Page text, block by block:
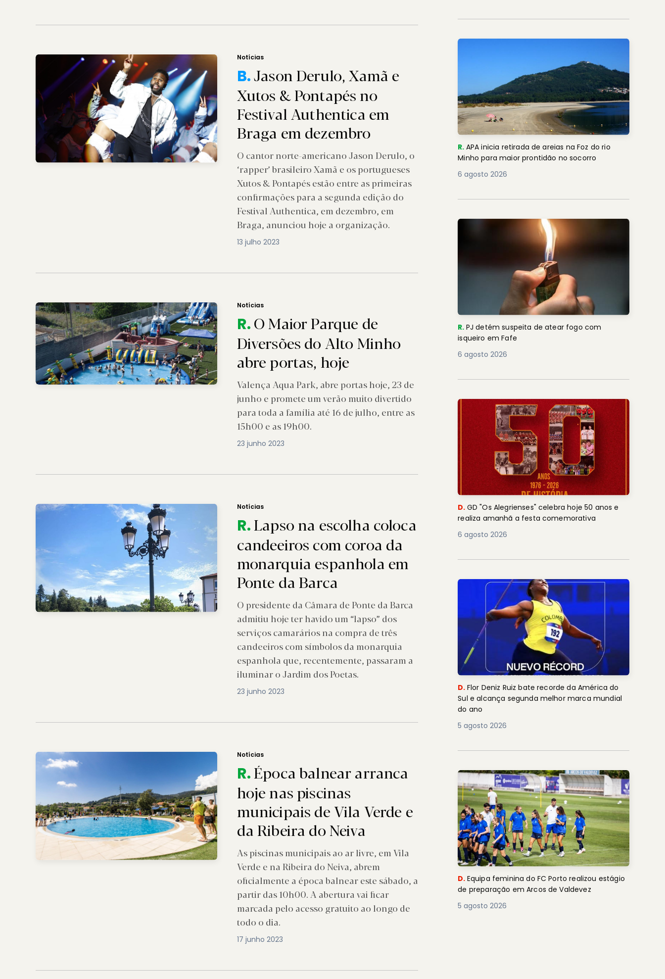
Notícias
B.Jason Derulo, Xamã e
Xutos & Pontapés no
Festival Authentica em
Braga em dezembro
O cantor norte-americano Jason Derulo, o
‘rapper’ brasileiro Xamã e os portugueses
Xutos & Pontapés estão entre as primeiras
confirmações para a segunda edição do
Festival Authentica, em dezembro, em
Braga, anunciou hoje a organização.
13 julho 2023
Notícias
R.O Maior Parque de
Diversões do Alto Minho
abre portas, hoje
Valença Aqua Park, abre portas hoje, 23 de
junho e promete um verão muito divertido
para toda a família até 16 de julho, entre as
15h00 e as 19h00.
23 junho 2023
Notícias
R.Lapso na escolha coloca
candeeiros com coroa da
monarquia espanhola em
Ponte da Barca
O presidente da Câmara de Ponte da Barca
admitiu hoje ter havido um “lapso” dos
serviços camarários na compra de três
candeeiros com símbolos da monarquia
espanhola que, recentemente, passaram a
iluminar o Jardim dos Poetas.
23 junho 2023
Notícias
R.Época balnear arranca
hoje nas piscinas
municipais de Vila Verde e
da Ribeira do Neiva
As piscinas municipais ao ar livre, em Vila
Verde e na Ribeira do Neiva, abrem
oficialmente a época balnear este sábado, a
partir das 10h00. A abertura vai ficar
marcada pelo acesso gratuito ao longo de
todo o dia.
17 junho 2023
R. APA inicia retirada de areias na Foz do rio
Minho para maior prontidão no socorro
6 agosto 2026
R. PJ detém suspeita de atear fogo com
isqueiro em Fafe
6 agosto 2026
D. GD "Os Alegrienses" celebra hoje 50 anos e
realiza amanhã a festa comemorativa
6 agosto 2026
D. Flor Deniz Ruiz bate recorde da América do
Sul e alcança segunda melhor marca mundial
do ano
5 agosto 2026
D. Equipa feminina do FC Porto realizou estágio
de preparação em Arcos de Valdevez
5 agosto 2026